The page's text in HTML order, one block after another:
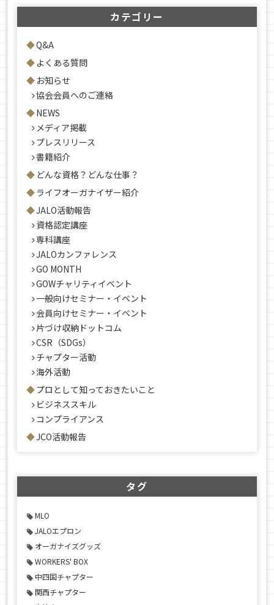
カテゴリー
Q&A
よくある質問
お知らせ
協会会員へのご連絡
NEWS
メディア掲載
プレスリリース
書籍紹介
どんな資格？どんな仕事？
ライフオーガナイザー紹介
JALO活動報告
資格認定講座
専科講座
JALOカンファレンス
GO MONTH
GOWチャリティイベント
一般向けセミナー・イベント
会員向けセミナー・イベント
片づけ収納ドットコム
CSR（SDGs）
チャプター活動
海外活動
プロとして知っておきたいこと
ビジネススキル
コンプライアンス
JCO活動報告
タグ
MLO
JALOエプロン
オーガナイズグッズ
WORKERS' BOX
中四国チャプター
関西チャプター